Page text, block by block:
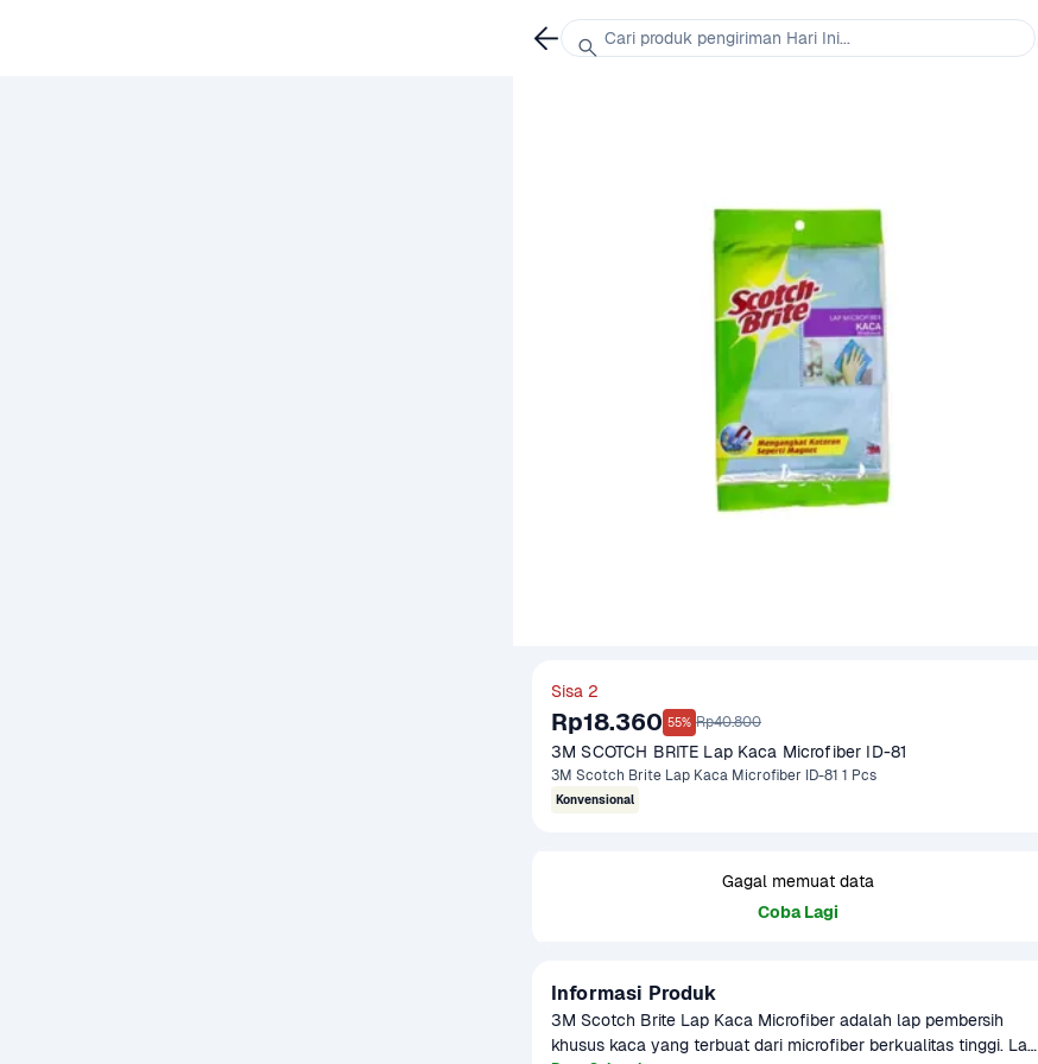
Sisa 2
Rp18.360 55% Rp40.800
3M SCOTCH BRITE Lap Kaca Microfiber ID-81
3M Scotch Brite Lap Kaca Microfiber ID-81 1 Pcs
Konvensional
Gagal memuat data
Coba Lagi
Informasi Produk
3M Scotch Brite Lap Kaca Microfiber adalah lap pembersih
khusus kaca yang terbuat dari microfiber berkualitas tinggi. Lap
Cari produk pengiriman Hari Ini...